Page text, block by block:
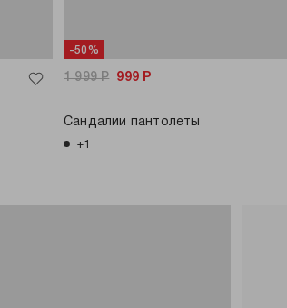
-50%
1 999Р 999 Р
Сандалии пантолеты
+1